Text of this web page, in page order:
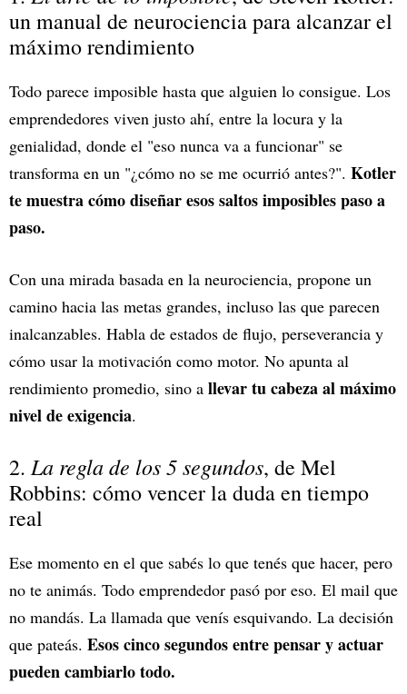
un manual de neurociencia para alcanzar el
máximo rendimiento
Todo parece imposible hasta que alguien lo consigue. Los
emprendedores viven justo ahí, entre la locura y la
genialidad, donde el "eso nunca va a funcionar" se
transforma en un "¿cómo no se me ocurrió antes?". Kotler
te muestra cómo diseñar esos saltos imposibles paso a
paso.
Con una mirada basada en la neurociencia, propone un
camino hacia las metas grandes, incluso las que parecen
inalcanzables. Habla de estados de flujo, perseverancia y
cómo usar la motivación como motor. No apunta al
rendimiento promedio, sino a llevar tu cabeza al máximo
nivel de exigencia.
2. La regla de los 5 segundos, de Mel
Robbins: cómo vencer la duda en tiempo
real
Ese momento en el que sabés lo que tenés que hacer, pero
no te animás. Todo emprendedor pasó por eso. El mail que
no mandás. La llamada que venís esquivando. La decisión
que pateás. Esos cinco segundos entre pensar y actuar
pueden cambiarlo todo.